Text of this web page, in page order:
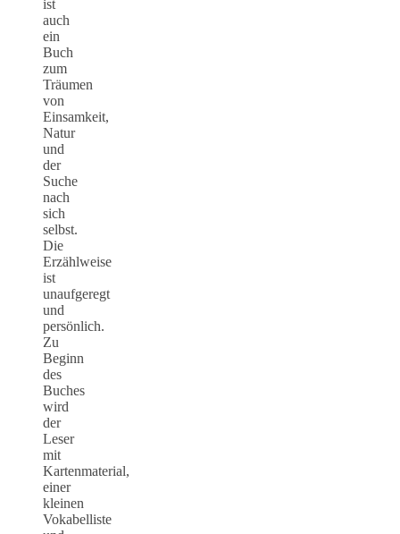
ist
auch
ein
Buch
zum
Träumen
von
Einsamkeit,
Natur
und
der
Suche
nach
sich
selbst.
Die
Erzählweise
ist
unaufgeregt
und
persönlich.
Zu
Beginn
des
Buches
wird
der
Leser
mit
Kartenmaterial,
einer
kleinen
Vokabelliste